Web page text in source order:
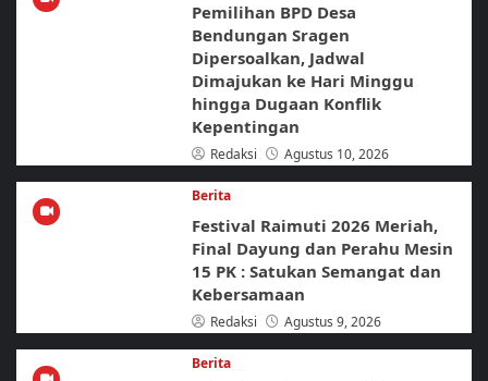
Pemilihan BPD Desa
Bendungan Sragen
Dipersoalkan, Jadwal
Dimajukan ke Hari Minggu
hingga Dugaan Konflik
Kepentingan
Redaksi Agustus 10, 2026
Berita
Festival Raimuti 2026 Meriah,
Final Dayung dan Perahu Mesin
15 PK : Satukan Semangat dan
Kebersamaan
Redaksi Agustus 9, 2026
Berita